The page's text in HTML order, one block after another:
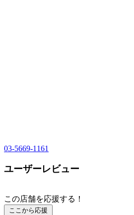
03-5669-1161
ユーザーレビュー
この店舗を応援する！
ここから応援